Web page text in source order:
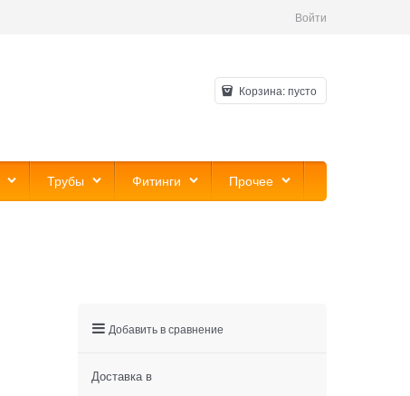
Войти
Корзина:пусто
Трубы Фитинги Прочее
Добавить в сравнение
Доставка в